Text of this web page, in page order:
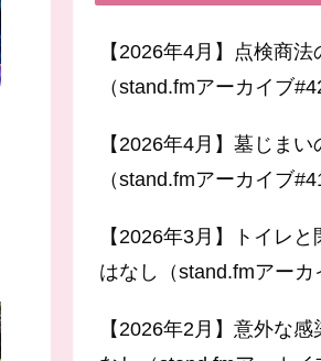
【2026年4月】点検商
（stand.fmアーカイブ
【2026年4月】墓じまい
（stand.fmアーカイブ
【2026年3月】トイレ
はなし（stand.fmアーカ
【2026年2月】意外な